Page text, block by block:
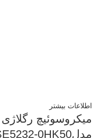
اطلاعات بیشتر
مدل3SE5232-0HK50